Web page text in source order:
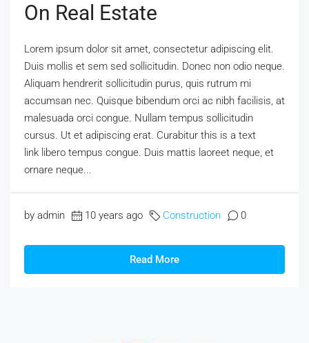
On Real Estate
Lorem ipsum dolor sit amet, consectetur adipiscing elit.
Duis mollis et sem sed sollicitudin. Donec non odio neque.
Aliquam hendrerit sollicitudin purus, quis rutrum mi
accumsan nec. Quisque bibendum orci ac nibh facilisis, at
malesuada orci congue. Nullam tempus sollicitudin
cursus. Ut et adipiscing erat. Curabitur this is a text
link libero tempus congue. Duis mattis laoreet neque, et
ornare neque...
by admin 10 years ago Construction 0
Read More